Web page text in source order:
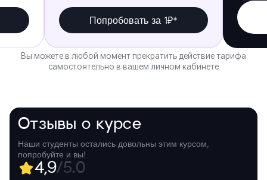
Попробовать за 1₽*
Вы можете в любой момент прекратить действие тарифа
самостоятельно в вашем личном кабинете
Отзывы о курсе
Наши студенты остались довольны этим курсом,
попробуйте и вы!
4,9/5.0